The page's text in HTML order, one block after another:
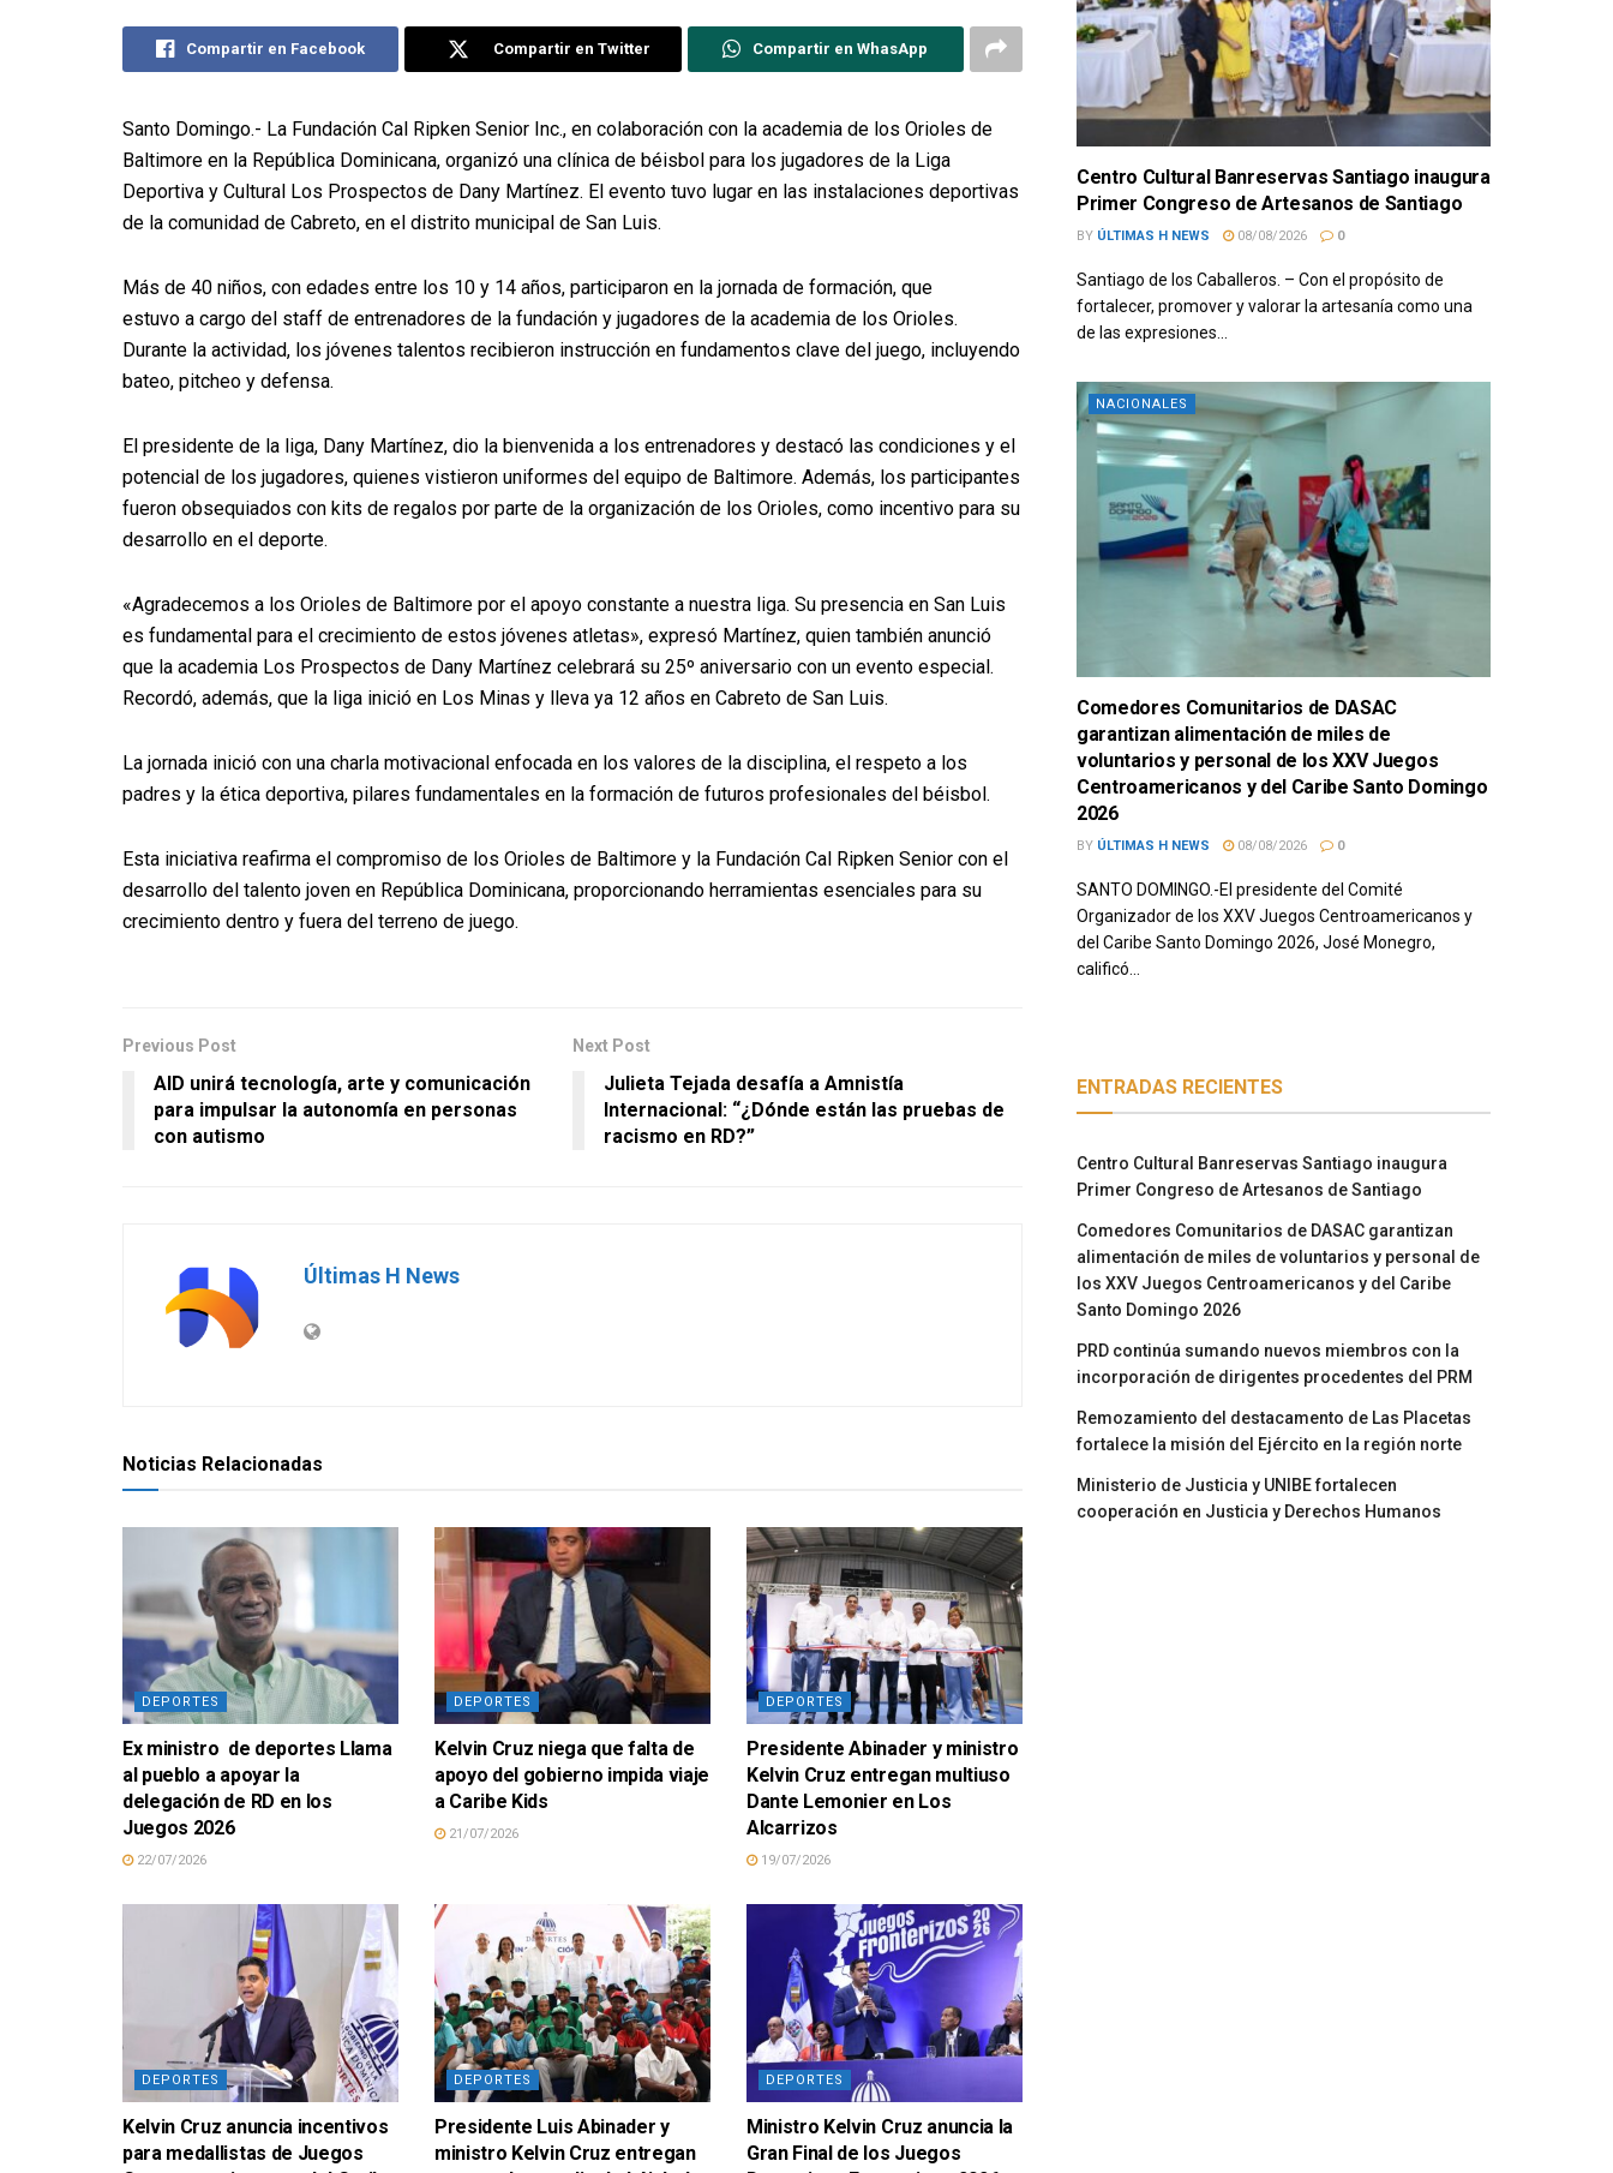
Compartir en Facebook Compartir en Twitter Compartir en WhasApp
Santo Domingo.- La Fundación Cal Ripken Senior Inc., en colaboración con la academia de los Orioles de
Baltimore en la República Dominicana, organizó una clínica de béisbol para los jugadores de la Liga
Deportiva y Cultural Los Prospectos de Dany Martínez. El evento tuvo lugar en las instalaciones deportivas
de la comunidad de Cabreto, en el distrito municipal de San Luis.
Más de 40 niños, con edades entre los 10 y 14 años, participaron en la jornada de formación, que
estuvo a cargo del staff de entrenadores de la fundación y jugadores de la academia de los Orioles.
Durante la actividad, los jóvenes talentos recibieron instrucción en fundamentos clave del juego, incluyendo
bateo, pitcheo y defensa.
El presidente de la liga, Dany Martínez, dio la bienvenida a los entrenadores y destacó las condiciones y el
potencial de los jugadores, quienes vistieron uniformes del equipo de Baltimore. Además, los participantes
fueron obsequiados con kits de regalos por parte de la organización de los Orioles, como incentivo para su
desarrollo en el deporte.
«Agradecemos a los Orioles de Baltimore por el apoyo constante a nuestra liga. Su presencia en San Luis
es fundamental para el crecimiento de estos jóvenes atletas», expresó Martínez, quien también anunció
que la academia Los Prospectos de Dany Martínez celebrará su 25º aniversario con un evento especial.
Recordó, además, que la liga inició en Los Minas y lleva ya 12 años en Cabreto de San Luis.
La jornada inició con una charla motivacional enfocada en los valores de la disciplina, el respeto a los
padres y la ética deportiva, pilares fundamentales en la formación de futuros profesionales del béisbol.
Esta iniciativa reafirma el compromiso de los Orioles de Baltimore y la Fundación Cal Ripken Senior con el
desarrollo del talento joven en República Dominicana, proporcionando herramientas esenciales para su
crecimiento dentro y fuera del terreno de juego.
Previous Post
AID unirá tecnología, arte y comunicación
para impulsar la autonomía en personas
con autismo
Next Post
Julieta Tejada desafía a Amnistía
Internacional: “¿Dónde están las pruebas de
racismo en RD?”
Últimas H News
Noticias Relacionadas
DEPORTES
Ex ministro de deportes Llama
al pueblo a apoyar la
delegación de RD en los
Juegos 2026
22/07/2026
DEPORTES
Kelvin Cruz niega que falta de
apoyo del gobierno impida viaje
a Caribe Kids
21/07/2026
DEPORTES
Presidente Abinader y ministro
Kelvin Cruz entregan multiuso
Dante Lemonier en Los
Alcarrizos
19/07/2026
DEPORTES
Kelvin Cruz anuncia incentivos
para medallistas de Juegos
DEPORTES
Presidente Luis Abinader y
ministro Kelvin Cruz entregan
DEPORTES
Ministro Kelvin Cruz anuncia la
Gran Final de los Juegos
Centro Cultural Banreservas Santiago inaugura
Primer Congreso de Artesanos de Santiago
BY ÚLTIMAS H NEWS 08/08/2026 0
Santiago de los Caballeros. – Con el propósito de
fortalecer, promover y valorar la artesanía como una
de las expresiones...
NACIONALES
Comedores Comunitarios de DASAC
garantizan alimentación de miles de
voluntarios y personal de los XXV Juegos
Centroamericanos y del Caribe Santo Domingo
2026
BY ÚLTIMAS H NEWS 08/08/2026 0
SANTO DOMINGO.-El presidente del Comité
Organizador de los XXV Juegos Centroamericanos y
del Caribe Santo Domingo 2026, José Monegro,
calificó...
ENTRADAS RECIENTES
Centro Cultural Banreservas Santiago inaugura
Primer Congreso de Artesanos de Santiago
Comedores Comunitarios de DASAC garantizan
alimentación de miles de voluntarios y personal de
los XXV Juegos Centroamericanos y del Caribe
Santo Domingo 2026
PRD continúa sumando nuevos miembros con la
incorporación de dirigentes procedentes del PRM
Remozamiento del destacamento de Las Placetas
fortalece la misión del Ejército en la región norte
Ministerio de Justicia y UNIBE fortalecen
cooperación en Justicia y Derechos Humanos